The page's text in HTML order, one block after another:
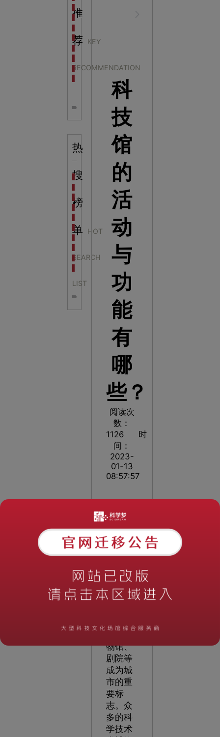
CENTER
推
荐 KEY
RECOMMENDATION
非遗文化展厅设计要点：展厅布局策展技巧和创新元
航空航天科技馆设计思路：如何设计促进公众的兴趣
目前科技馆的展示内容主要包含哪些几个方面？
全息体验馆设计：打造身临其境的奇妙世界
热
搜
榜
单 HOT
SEARCH
LIST
科学梦成功中标公主岭市科技馆新馆项目
科学梦中标中国科学技术馆2022年中国流动科技馆
科学梦中标洛阳市科学技术馆展品采购项目
科学梦中标方城县科技馆展厅升级项目
科学梦中标濮阳县科技馆公共安全体验馆项目
科学梦集团中标广西大学海洋科教馆项目
科学梦集团中标淮师附小科技长廊展项目
科学梦集团中标洪泽湖治理保护展示馆项目
科
技
馆
的
活
动
与
功
能
有
哪
些？
阅读次
数：
1126
时
间：
2023-
01-13
08:57:57
馆推动
公众科
学素质
不断提
高：
科技
馆实际
与图书
物馆、
剧院等
成为城
市的重
要标
志。众
多的科
学技术